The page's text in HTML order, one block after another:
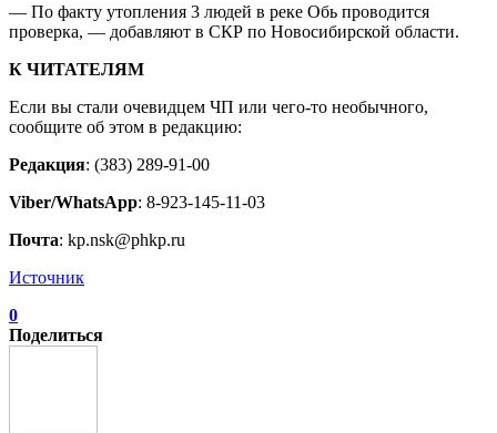
— По факту утопления 3 людей в реке Обь проводится
проверка, — добавляют в СКР по Новосибирской области.
К ЧИТАТЕЛЯМ
Если вы стали очевидцем ЧП или чего-то необычного,
сообщите об этом в редакцию:
Редакция: (383) 289-91-00
Viber/WhatsApp: 8-923-145-11-03
Почта: kp.nsk@phkp.ru
Источник
0
Поделиться